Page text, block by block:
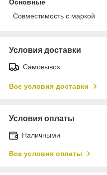
Основные
Совместимость с маркой
Условия доставки
Самовывоз
Все условия доставки
Условия оплаты
Наличными
Все условия оплаты